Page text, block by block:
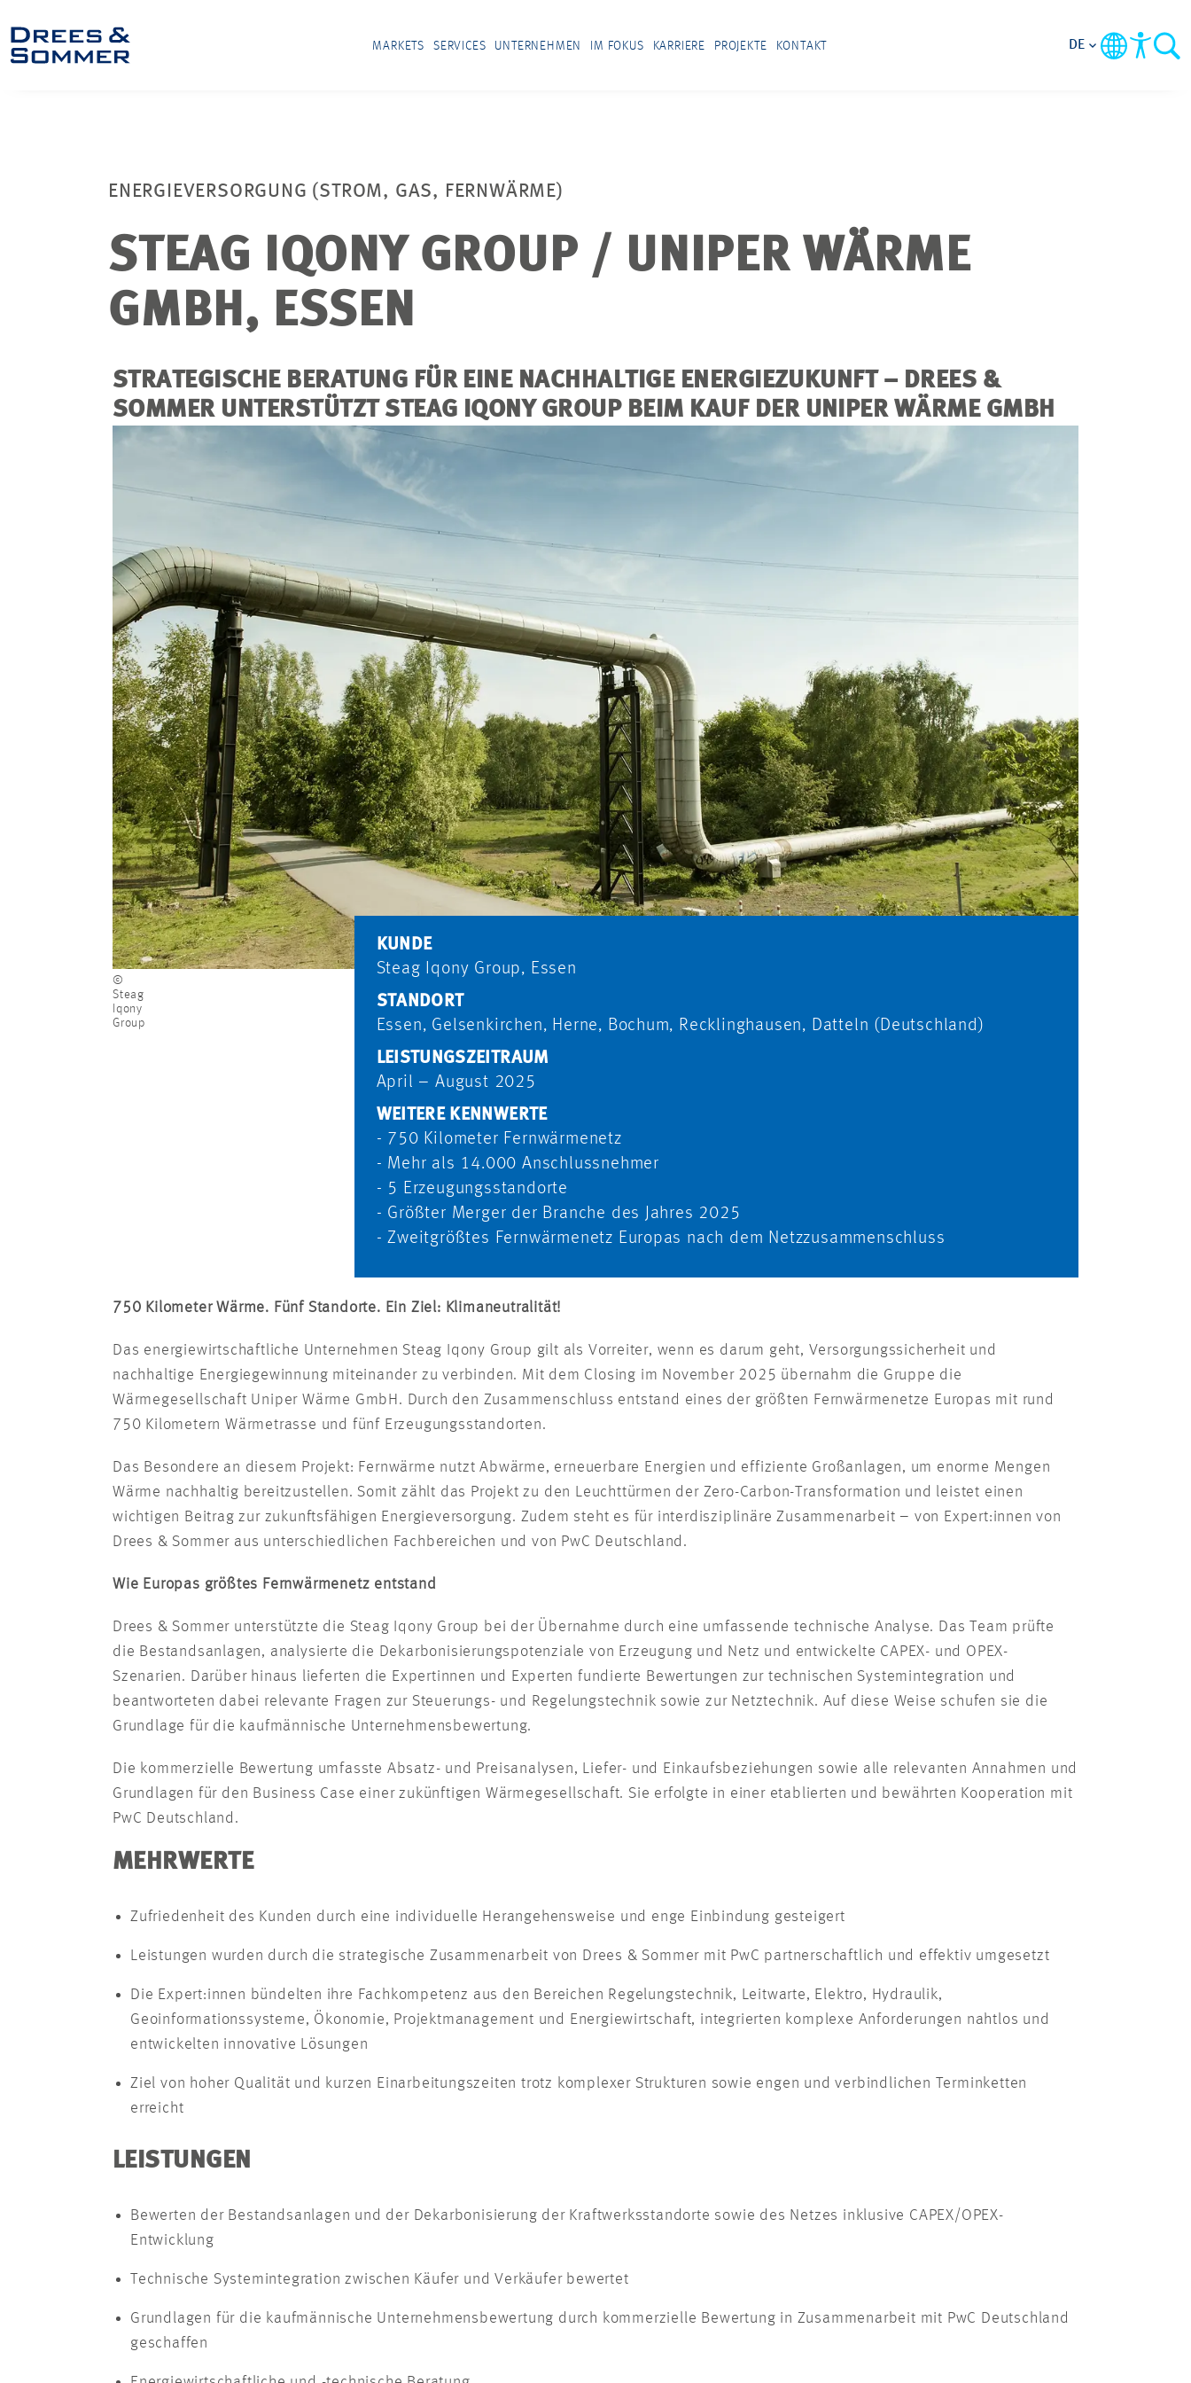
MARKETS SERVICES UNTERNEHMEN IM FOKUS KARRIERE PROJEKTE KONTAKT DE
ENERGIEVERSORGUNG (STROM, GAS, FERNWÄRME)
STEAG IQONY GROUP / UNIPER WÄRME
GMBH, ESSEN
STRATEGISCHE BERATUNG FÜR EINE NACHHALTIGE ENERGIEZUKUNFT – DREES &
SOMMER UNTERSTÜTZT STEAG IQONYGROUP BEIM KAUF DER UNIPER WÄRME GMBH
©
Steag
Iqony
Group
KUNDE
Steag Iqony Group, Essen
STANDORT
Essen, Gelsenkirchen, Herne, Bochum, Recklinghausen, Datteln (Deutschland)
LEISTUNGSZEITRAUM
April – August 2025
WEITERE KENNWERTE
- 750 Kilometer Fernwärmenetz
- Mehr als 14.000 Anschlussnehmer
- 5 Erzeugungsstandorte
- Größter Merger der Branche des Jahres 2025
- Zweitgrößtes Fernwärmenetz Europas nach dem Netzzusammenschluss
750 Kilometer Wärme. Fünf Standorte. Ein Ziel: Klimaneutralität!
Das energiewirtschaftliche Unternehmen Steag Iqony Group gilt als Vorreiter, wenn es darum geht, Versorgungssicherheit und
nachhaltige Energiegewinnung miteinander zu verbinden. Mit dem Closing im November 2025 übernahm die Gruppe die
Wärmegesellschaft Uniper Wärme GmbH. Durch den Zusammenschluss entstand eines der größten Fernwärmenetze Europas mit rund
750 Kilometern Wärmetrasse und fünf Erzeugungsstandorten.
Das Besondere an diesem Projekt: Fernwärme nutzt Abwärme, erneuerbare Energien und effiziente Großanlagen, um enorme Mengen
Wärme nachhaltig bereitzustellen. Somit zählt das Projekt zu den Leuchttürmen der Zero-Carbon-Transformation und leistet einen
wichtigen Beitrag zur zukunftsfähigen Energieversorgung. Zudem steht es für interdisziplinäre Zusammenarbeit – von Expert:innen von
Drees & Sommer aus unterschiedlichen Fachbereichen und von PwC Deutschland.
Wie Europas größtes Fernwärmenetz entstand
Drees & Sommer unterstützte die Steag Iqony Group bei der Übernahme durch eine umfassende technische Analyse. Das Team prüfte
die Bestandsanlagen, analysierte die Dekarbonisierungspotenziale von Erzeugung und Netz und entwickelte CAPEX- und OPEX-
Szenarien. Darüber hinaus lieferten die Expertinnen und Experten fundierte Bewertungen zur technischen Systemintegration und
beantworteten dabei relevante Fragen zur Steuerungs- und Regelungstechnik sowie zur Netztechnik. Auf diese Weise schufen sie die
Grundlage für die kaufmännische Unternehmensbewertung.
Die kommerzielle Bewertung umfasste Absatz- und Preisanalysen, Liefer- und Einkaufsbeziehungen sowie alle relevanten Annahmen und
Grundlagen für den Business Case einer zukünftigen Wärmegesellschaft. Sie erfolgte in einer etablierten und bewährten Kooperation mit
PwC Deutschland.
MEHRWERTE
Zufriedenheit des Kunden durch eine individuelle Herangehensweise und enge Einbindung gesteigert
Leistungen wurden durch die strategische Zusammenarbeit von Drees & Sommer mit PwC partnerschaftlich und effektiv umgesetzt
Die Expert:innen bündelten ihre Fachkompetenz aus den Bereichen Regelungstechnik, Leitwarte, Elektro, Hydraulik,
Geoinformationssysteme, Ökonomie, Projektmanagement und Energiewirtschaft, integrierten komplexe Anforderungen nahtlos und
entwickelten innovative Lösungen
Ziel von hoher Qualität und kurzen Einarbeitungszeiten trotz komplexer Strukturen sowie engen und verbindlichen Terminketten
erreicht
LEISTUNGEN
Bewerten der Bestandsanlagen und der Dekarbonisierung der Kraftwerksstandorte sowie des Netzes inklusive CAPEX/OPEX-
Entwicklung
Technische Systemintegration zwischen Käufer und Verkäufer bewertet
Grundlagen für die kaufmännische Unternehmensbewertung durch kommerzielle Bewertung in Zusammenarbeit mit PwC Deutschland
geschaffen